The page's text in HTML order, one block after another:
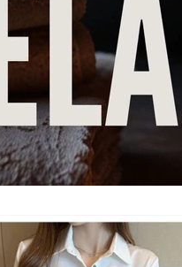
대학생알바 방학알바